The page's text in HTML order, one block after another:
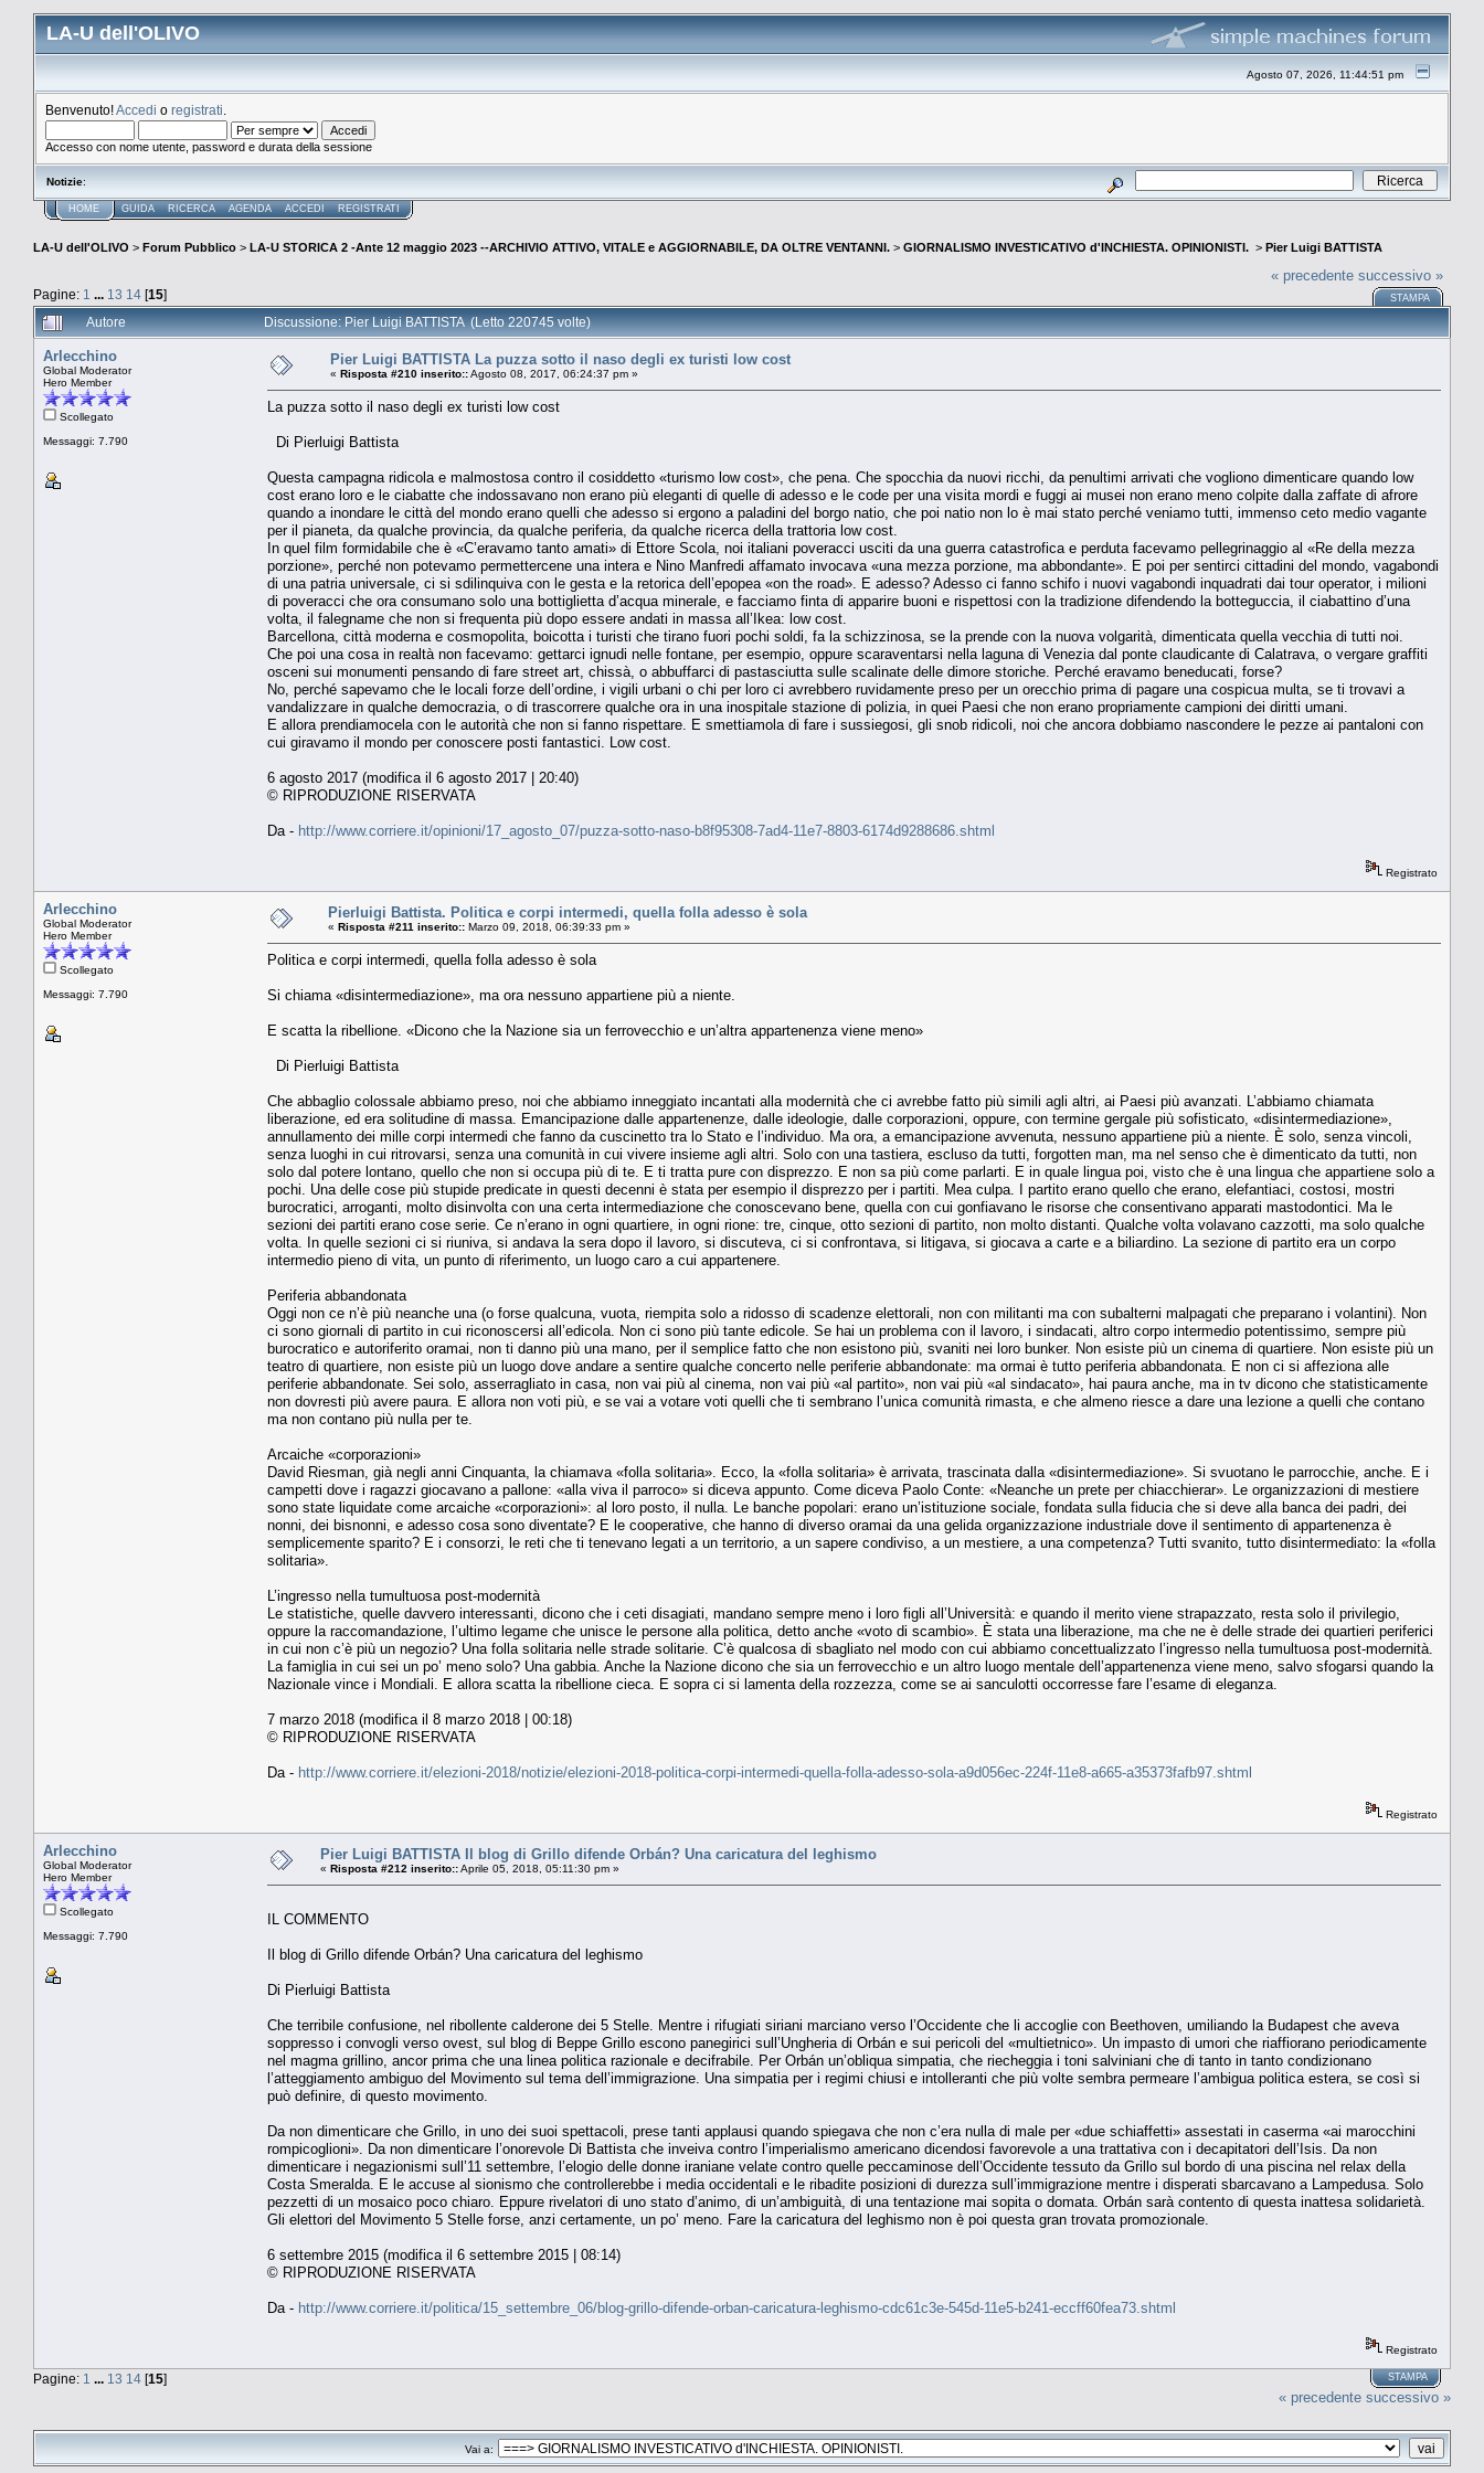
LA-U dell'OLIVO
Agosto 07, 2026, 11:44:51 pm
Benvenuto!Accedi o registrati
Accesso con nome utente, password e durata della sessione
Notizie:
HOME GUIDA RICERCA AGENDA ACCEDI REGISTRATI
LA-U dell'OLIVO > Forum Pubblico > LA-U STORICA 2 -Ante 12 maggio 2023 --ARCHIVIO ATTIVO, VITALE e AGGIORNABILE, DA OLTRE VENTANNI. > GIORNALISMO INVESTICATIVO d'INCHIESTA. OPINIONISTI. > Pier Luigi BATTISTA
Pagine: 1 ... 13 14 [15]
« precedente successivo »
STAMPA
Autore Discussione: Pier Luigi BATTISTA (Letto 220745 volte)
Arlecchino
Global Moderator
Hero Member
Scollegato
Messaggi: 7.790
Pier Luigi BATTISTA La puzza sotto il naso degli ex turisti low cost
« Risposta #210 inserito::Agosto 08, 2017, 06:24:37 pm »
La puzza sotto il naso degli ex turisti low cost
Di Pierluigi Battista
Questa campagna ridicola e malmostosa contro il cosiddetto «turismo low cost», che pena. Che spocchia da nuovi ricchi, da penultimi arrivati che vogliono dimenticare quando low
cost erano loro e le ciabatte che indossavano non erano più eleganti di quelle di adesso e le code per una visita mordi e fuggi ai musei non erano meno colpite dalla zaffate di afrore
quando a inondare le città del mondo erano quelli che adesso si ergono a paladini del borgo natio, che poi natio non lo è mai stato perché veniamo tutti, immenso ceto medio vagante
per il pianeta, da qualche provincia, da qualche periferia, da qualche ricerca della trattoria low cost.
In quel film formidabile che è «C’eravamo tanto amati» di Ettore Scola, noi italiani poveracci usciti da una guerra catastrofica e perduta facevamo pellegrinaggio al «Re della mezza
porzione», perché non potevamo permettercene una intera e Nino Manfredi affamato invocava «una mezza porzione, ma abbondante». E poi per sentirci cittadini del mondo, vagabondi
di una patria universale, ci si sdilinquiva con le gesta e la retorica dell’epopea «on the road». E adesso? Adesso ci fanno schifo i nuovi vagabondi inquadrati dai tour operator, i milioni
di poveracci che ora consumano solo una bottiglietta d’acqua minerale, e facciamo finta di apparire buoni e rispettosi con la tradizione difendendo la botteguccia, il ciabattino d’una
volta, il falegname che non si frequenta più dopo essere andati in massa all’Ikea: low cost.
Barcellona, città moderna e cosmopolita, boicotta i turisti che tirano fuori pochi soldi, fa la schizzinosa, se la prende con la nuova volgarità, dimenticata quella vecchia di tutti noi.
Che poi una cosa in realtà non facevamo: gettarci ignudi nelle fontane, per esempio, oppure scaraventarsi nella laguna di Venezia dal ponte claudicante di Calatrava, o vergare graffiti
osceni sui monumenti pensando di fare street art, chissà, o abbuffarci di pastasciutta sulle scalinate delle dimore storiche. Perché eravamo beneducati, forse?
No, perché sapevamo che le locali forze dell’ordine, i vigili urbani o chi per loro ci avrebbero ruvidamente preso per un orecchio prima di pagare una cospicua multa, se ti trovavi a
vandalizzare in qualche democrazia, o di trascorrere qualche ora in una inospitale stazione di polizia, in quei Paesi che non erano propriamente campioni dei diritti umani.
E allora prendiamocela con le autorità che non si fanno rispettare. E smettiamola di fare i sussiegosi, gli snob ridicoli, noi che ancora dobbiamo nascondere le pezze ai pantaloni con
cui giravamo il mondo per conoscere posti fantastici. Low cost.
6 agosto 2017 (modifica il 6 agosto 2017 | 20:40)
© RIPRODUZIONE RISERVATA
Da - http://www.corriere.it/opinioni/17_agosto_07/puzza-sotto-naso-b8f95308-7ad4-11e7-8803-6174d9288686.shtml
Registrato
Arlecchino
Global Moderator
Hero Member
Scollegato
Messaggi: 7.790
Pierluigi Battista. Politica e corpi intermedi, quella folla adesso è sola
« Risposta #211 inserito:: Marzo 09, 2018, 06:39:33 pm »
Politica e corpi intermedi, quella folla adesso è sola
Si chiama «disintermediazione», ma ora nessuno appartiene più a niente.
E scatta la ribellione. «Dicono che la Nazione sia un ferrovecchio e un’altra appartenenza viene meno»
Di Pierluigi Battista
Che abbaglio colossale abbiamo preso, noi che abbiamo inneggiato incantati alla modernità che ci avrebbe fatto più simili agli altri, ai Paesi più avanzati. L’abbiamo chiamata
liberazione, ed era solitudine di massa. Emancipazione dalle appartenenze, dalle ideologie, dalle corporazioni, oppure, con termine gergale più sofisticato, «disintermediazione»,
annullamento dei mille corpi intermedi che fanno da cuscinetto tra lo Stato e l’individuo. Ma ora, a emancipazione avvenuta, nessuno appartiene più a niente. È solo, senza vincoli,
senza luoghi in cui ritrovarsi, senza una comunità in cui vivere insieme agli altri. Solo con una tastiera, escluso da tutti, forgotten man, ma nel senso che è dimenticato da tutti, non
solo dal potere lontano, quello che non si occupa più di te. E ti tratta pure con disprezzo. E non sa più come parlarti. E in quale lingua poi, visto che è una lingua che appartiene solo a
pochi. Una delle cose più stupide predicate in questi decenni è stata per esempio il disprezzo per i partiti. Mea culpa. I partito erano quello che erano, elefantiaci, costosi, mostri
burocratici, arroganti, molto disinvolta con una certa intermediazione che conoscevano bene, quella con cui gonfiavano le risorse che consentivano apparati mastodontici. Ma le
sezioni dei partiti erano cose serie. Ce n’erano in ogni quartiere, in ogni rione: tre, cinque, otto sezioni di partito, non molto distanti. Qualche volta volavano cazzotti, ma solo qualche
volta. In quelle sezioni ci si riuniva, si andava la sera dopo il lavoro, si discuteva, ci si confrontava, si litigava, si giocava a carte e a biliardino. La sezione di partito era un corpo
intermedio pieno di vita, un punto di riferimento, un luogo caro a cui appartenere.
Periferia abbandonata
Oggi non ce n’è più neanche una (o forse qualcuna, vuota, riempita solo a ridosso di scadenze elettorali, non con militanti ma con subalterni malpagati che preparano i volantini). Non
ci sono giornali di partito in cui riconoscersi all’edicola. Non ci sono più tante edicole. Se hai un problema con il lavoro, i sindacati, altro corpo intermedio potentissimo, sempre più
burocratico e autoriferito oramai, non ti danno più una mano, per il semplice fatto che non esistono più, svaniti nei loro bunker. Non esiste più un cinema di quartiere. Non esiste più un
teatro di quartiere, non esiste più un luogo dove andare a sentire qualche concerto nelle periferie abbandonate: ma ormai è tutto periferia abbandonata. E non ci si affeziona alle
periferie abbandonate. Sei solo, asserragliato in casa, non vai più al cinema, non vai più «al partito», non vai più «al sindacato», hai paura anche, ma in tv dicono che statisticamente
non dovresti più avere paura. E allora non voti più, e se vai a votare voti quelli che ti sembrano l’unica comunità rimasta, e che almeno riesce a dare una lezione a quelli che contano
ma non contano più nulla per te.
Arcaiche «corporazioni»
David Riesman, già negli anni Cinquanta, la chiamava «folla solitaria». Ecco, la «folla solitaria» è arrivata, trascinata dalla «disintermediazione». Si svuotano le parrocchie, anche. E i
campetti dove i ragazzi giocavano a pallone: «alla viva il parroco» si diceva appunto. Come diceva Paolo Conte: «Neanche un prete per chiacchierar». Le organizzazioni di mestiere
sono state liquidate come arcaiche «corporazioni»: al loro posto, il nulla. Le banche popolari: erano un’istituzione sociale, fondata sulla fiducia che si deve alla banca dei padri, dei
nonni, dei bisnonni, e adesso cosa sono diventate? E le cooperative, che hanno di diverso oramai da una gelida organizzazione industriale dove il sentimento di appartenenza è
semplicemente sparito? E i consorzi, le reti che ti tenevano legati a un territorio, a un sapere condiviso, a un mestiere, a una competenza? Tutti svanito, tutto disintermediato: la «folla
solitaria».
L’ingresso nella tumultuosa post-modernità
Le statistiche, quelle davvero interessanti, dicono che i ceti disagiati, mandano sempre meno i loro figli all’Università: e quando il merito viene strapazzato, resta solo il privilegio,
oppure la raccomandazione, l’ultimo legame che unisce le persone alla politica, detto anche «voto di scambio». È stata una liberazione, ma che ne è delle strade dei quartieri periferici
in cui non c’è più un negozio? Una folla solitaria nelle strade solitarie. C’è qualcosa di sbagliato nel modo con cui abbiamo concettualizzato l’ingresso nella tumultuosa post-modernità.
La famiglia in cui sei un po’ meno solo? Una gabbia. Anche la Nazione dicono che sia un ferrovecchio e un altro luogo mentale dell’appartenenza viene meno, salvo sfogarsi quando la
Nazionale vince i Mondiali. E allora scatta la ribellione cieca. E sopra ci si lamenta della rozzezza, come se ai sanculotti occorresse fare l’esame di eleganza.
7 marzo 2018 (modifica il 8 marzo 2018 | 00:18)
© RIPRODUZIONE RISERVATA
Da - http://www.corriere.it/elezioni-2018/notizie/elezioni-2018-politica-corpi-intermedi-quella-folla-adesso-sola-a9d056ec-224f-11e8-a665-a35373fafb97.shtml
Registrato
Arlecchino
Global Moderator
Hero Member
Scollegato
Messaggi: 7.790
Pier Luigi BATTISTA Il blog di Grillo difende Orbán? Una caricatura del leghismo
« Risposta #212 inserito::Aprile 05, 2018, 05:11:30 pm »
IL COMMENTO
Il blog di Grillo difende Orbán? Una caricatura del leghismo
Di Pierluigi Battista
Che terribile confusione, nel ribollente calderone dei 5 Stelle. Mentre i rifugiati siriani marciano verso l’Occidente che li accoglie con Beethoven, umiliando la Budapest che aveva
soppresso i convogli verso ovest, sul blog di Beppe Grillo escono panegirici sull’Ungheria di Orbán e sui pericoli del «multietnico». Un impasto di umori che riaffiorano periodicamente
nel magma grillino, ancor prima che una linea politica razionale e decifrabile. Per Orbán un’obliqua simpatia, che riecheggia i toni salviniani che di tanto in tanto condizionano
l’atteggiamento ambiguo del Movimento sul tema dell’immigrazione. Una simpatia per i regimi chiusi e intolleranti che più volte sembra permeare l’ambigua politica estera, se così si
può definire, di questo movimento.
Da non dimenticare che Grillo, in uno dei suoi spettacoli, prese tanti applausi quando spiegava che non c’era nulla di male per «due schiaffetti» assestati in caserma «ai marocchini
rompicoglioni». Da non dimenticare l’onorevole Di Battista che inveiva contro l’imperialismo americano dicendosi favorevole a una trattativa con i decapitatori dell’Isis. Da non
dimenticare i negazionismi sull’11 settembre, l’elogio delle donne iraniane velate contro quelle peccaminose dell’Occidente tessuto da Grillo sul bordo di una piscina nel relax della
Costa Smeralda. E le accuse al sionismo che controllerebbe i media occidentali e le ribadite posizioni di durezza sull’immigrazione mentre i disperati sbarcavano a Lampedusa. Solo
pezzetti di un mosaico poco chiaro. Eppure rivelatori di uno stato d’animo, di un’ambiguità, di una tentazione mai sopita o domata. Orbán sarà contento di questa inattesa solidarietà.
Gli elettori del Movimento 5 Stelle forse, anzi certamente, un po’ meno. Fare la caricatura del leghismo non è poi questa gran trovata promozionale.
6 settembre 2015 (modifica il 6 settembre 2015 | 08:14)
© RIPRODUZIONE RISERVATA
Da - http://www.corriere.it/politica/15_settembre_06/blog-grillo-difende-orban-caricatura-leghismo-cdc61c3e-545d-11e5-b241-eccff60fea73.shtml
Registrato
Pagine: 1 ... 13 14 [15] STAMPA
« precedente successivo »
Vai a: